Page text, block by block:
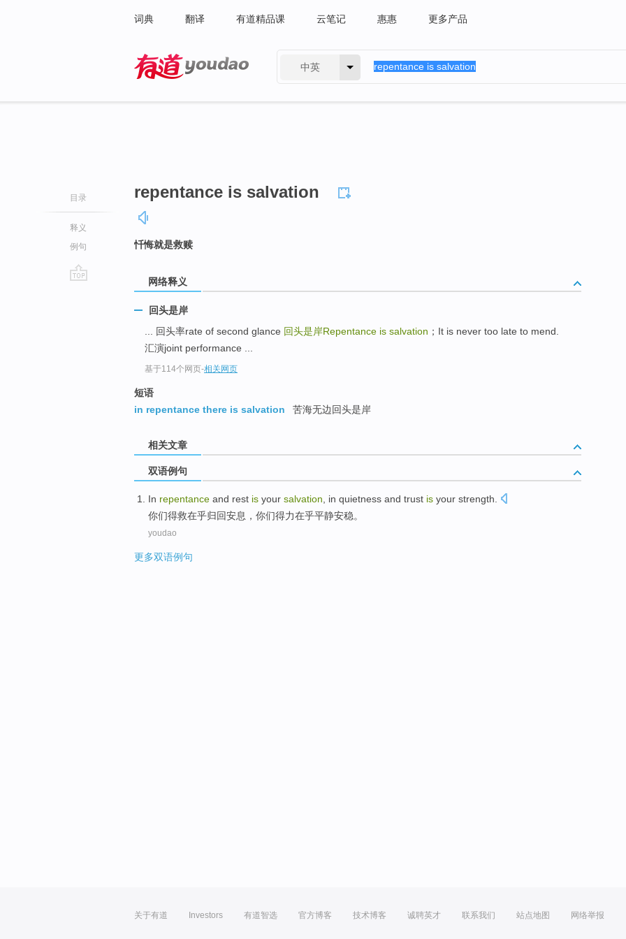
词典 翻译 有道精品课 云笔记 惠惠 更多产品
中英
目录
释义
例句
repentance is salvation
忏悔就是救赎
网络释义
回头是岸
... 回头率rate of second glance 回头是岸Repentance is salvation ；It is never too late to mend.
汇演joint performance ...
基于114个网页-相关网页
短语
in repentance there is salvation
苦海无边回头是岸
相关文章
双语例句
In repentance and rest is your salvation , in quietness and trust is your strength.
你们得救在乎归回安息 ，你们得力在乎平静安稳。
youdao
更多双语例句
关于有道 Investors 有道智选 官方博客 技术博客 诚聘英才 联系我们 站点地图 网络举报